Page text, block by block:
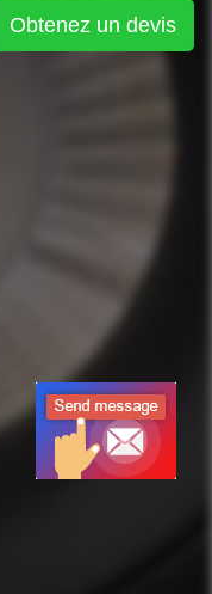
Obtenez un devis